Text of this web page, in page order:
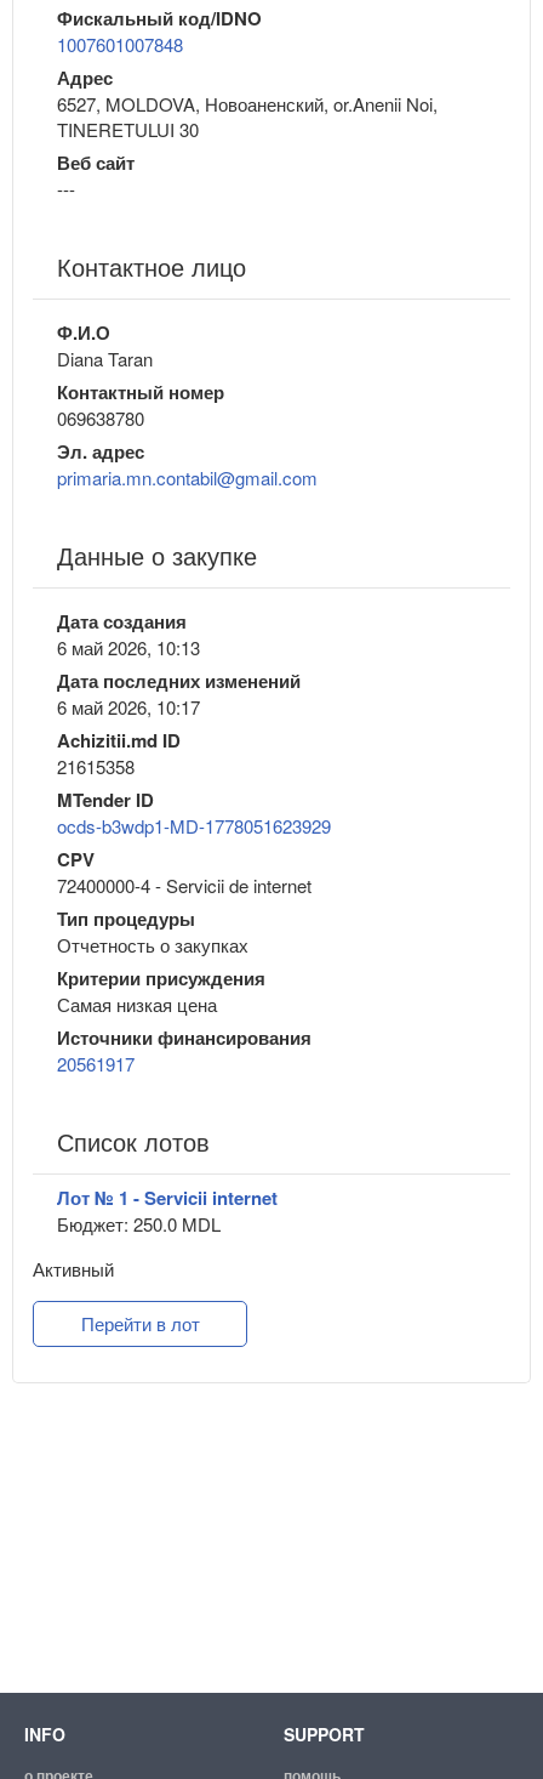
Фискальный код/IDNO
1007601007848
Адрес
6527, MOLDOVA, Новоаненский, or.Anenii Noi,
TINERETULUI 30
Веб сайт
---
Контактное лицо
Ф.И.О
Diana Taran
Контактный номер
069638780
Эл. адрес
primaria.mn.contabil@gmail.com
Данные о закупке
Дата создания
6 май 2026, 10:13
Дата последних изменений
6 май 2026, 10:17
Achizitii.md ID
21615358
MTender ID
ocds-b3wdp1-MD-1778051623929
CPV
72400000-4 - Servicii de internet
Тип процедуры
Отчетность о закупках
Критерии присуждения
Самая низкая цена
Источники финансирования
20561917
Список лотов
Лот № 1 - Servicii internet
Бюджет: 250.0 MDL
Активный
Перейти в лот
INFO SUPPORT